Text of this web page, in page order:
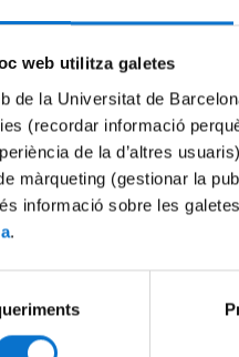
web utilitza galetes
de la Universitat de
(recordar informació
de la d’altres
màrqueting (gestionar la
informació sobre les
.
Challenges and
communicating
22 Junio, 2018